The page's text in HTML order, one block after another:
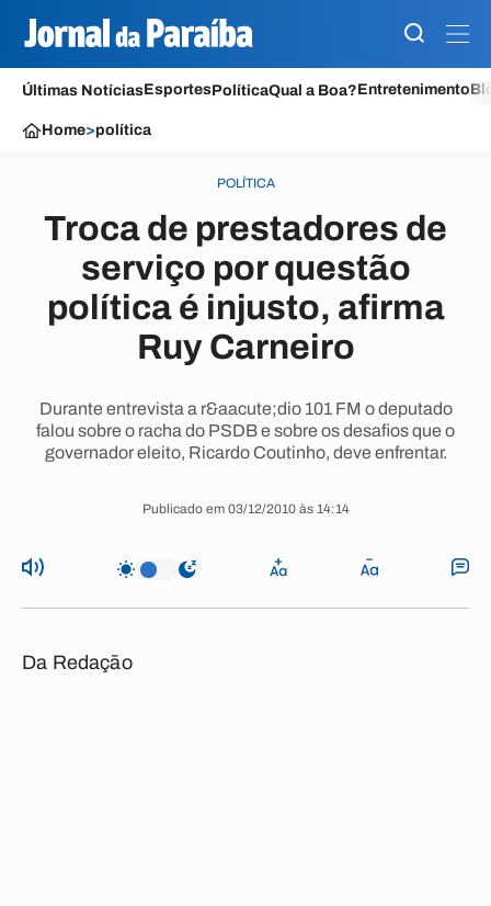
Últimas NotíciasEsportesPolíticaQual a Boa?Entretenimento
Home>política
POLÍTICA
Troca de prestadores de
serviço por questão
política é injusto, afirma
Ruy Carneiro
Durante entrevista a r&aacute;dio 101 FM o deputado
falou sobre o racha do PSDB e sobre os desafios que o
governador eleito, Ricardo Coutinho, deve enfrentar.
Publicado em 03/12/2010 às 14:14
Da Redação